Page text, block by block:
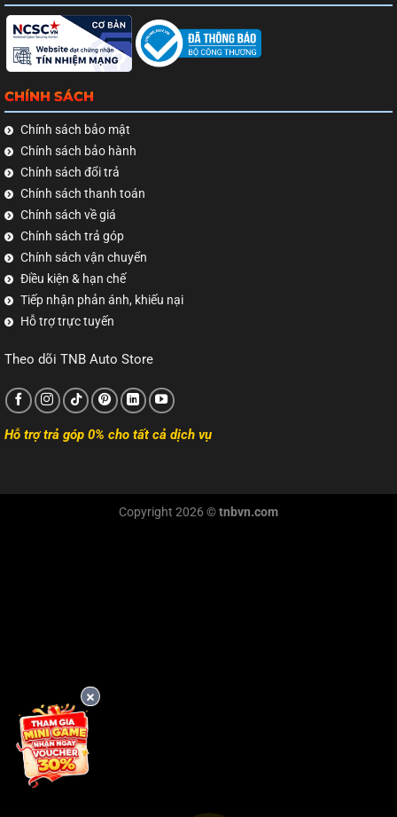
CHÍNH SÁCH
Chính sách bảo mật
Chính sách bảo hành
Chính sách đổi trả
Chính sách thanh toán
Chính sách về giá
Chính sách trả góp
Chính sách vận chuyển
Điều kiện & hạn chế
Tiếp nhận phản ánh, khiếu nại
Hỗ trợ trực tuyến
Theo dõi TNB Auto Store
Hỗ trợ trả góp 0% cho tất cả dịch vụ
Copyright 2026 ©tnbvn.com